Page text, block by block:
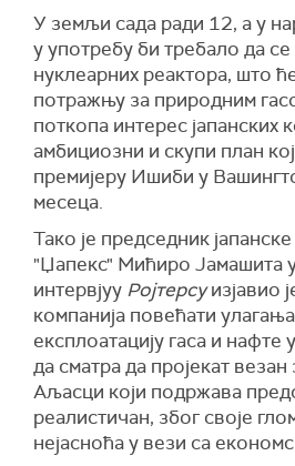
У земљи сада ради 12, а у
у употребу би требало да
нуклеарних реактора, што
потражњу за природним
поткопа интерес јапанских
амбициозни и скупи план
премијеру Ишиби у
месеца.
Тако је председник
"Џапекс" Мићиро Јамашита
интервјуу Ројтерсуизјавио
компанија повећати
експлоатацију гаса и
да сматра да пројекат
Аљасци који подржава
реалистичан, због своје
нејасноћа у вези са